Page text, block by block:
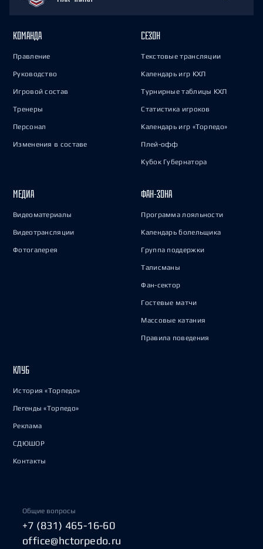
КОМАНДА
Правление
Руководство
Игровой состав
Тренеры
Персонал
Изменения в составе
СЕЗОН
Текстовые трансляции
Календарь игр КХЛ
Турнирные таблицы КХЛ
Статистика игроков
Календарь игр «Торпедо»
Плей-офф
Кубок Губернатора
МЕДИА
Видеоматериалы
Видеотрансляции
Фотогалерея
ФАН-ЗОНА
Программа лояльности
Календарь болельщика
Группа поддержки
Талисманы
Фан-сектор
Гостевые матчи
Массовые катания
Правила поведения
КЛУБ
История «Торпедо»
Легенды «Торпедо»
Реклама
СДЮШОР
Контакты
Общие вопросы
+7 (831) 465-16-60
office@hctorpedo.ru